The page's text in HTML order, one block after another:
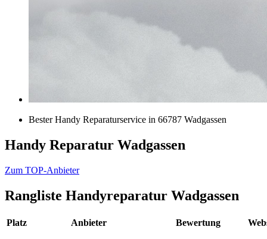
Bester Handy Reparaturservice in 66787 Wadgassen
Handy Reparatur Wadgassen
Zum TOP-Anbieter
Rangliste Handyreparatur Wadgassen
Platz Anbieter Bewertung